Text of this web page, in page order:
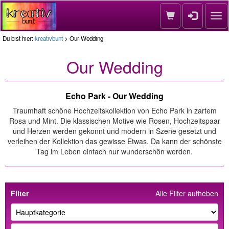
Du bist hier:kreativbunt > Our Wedding
Our Wedding
Echo Park - Our Wedding
Traumhaft schöne Hochzeitskollektion von Echo Park in zartem
Rosa und Mint. Die klassischen Motive wie Rosen, Hochzeitspaar
und Herzen werden gekonnt und modern in Szene gesetzt und
verleihen der Kollektion das gewisse Etwas. Da kann der schönste
Tag im Leben einfach nur wunderschön werden.
Alle Filter aufheben
Filter